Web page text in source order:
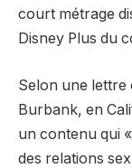
court métrage
Disney Plus du
Selon une lettre
Burbank, en
un contenu qui
des relations